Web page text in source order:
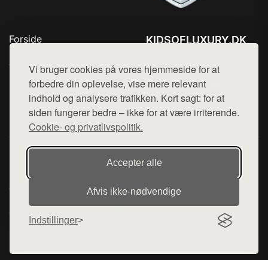
Vi bruger cookies på vores hjemmeside for at
forbedre din oplevelse, vise mere relevant
indhold og analysere trafikken. Kort sagt: for at
siden fungerer bedre – ikke for at være irriterende.
Cookie- og privatlivspolitik.
Accepter alle
Afvis ikke‑nødvendige
Indstillinger
Forside
Top Rabatter
Kontakt
KIDSOFLUXURY.DK
Mail: hej@want.dk
Cookie- og privatlivspolitik
Denne side er en del af want.dk, der udgiver en række
hjemmesider med præsentation af forskellige produkter fra
diverse webshops. Der sælges ikke varer fra denne side - vi
henviser til de shops, som sælger varen. Vi har heller ikke
varerne på lager.